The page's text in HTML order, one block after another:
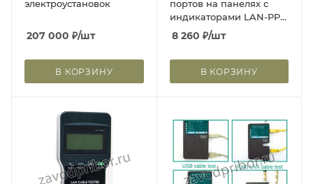
электроустановок
207 000 ₽/шт
В КОРЗИНУ
портов на панелях с
индикаторами LAN-PPi-
CHKTOOL
8 260 ₽/шт
В КОРЗИНУ